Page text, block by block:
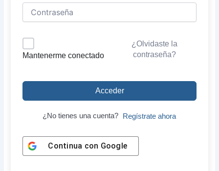
Mantenerme conectado
¿Olvidaste la
contraseña?
Acceder
¿No tienes una cuenta? Regístrate ahora
Continua con Google